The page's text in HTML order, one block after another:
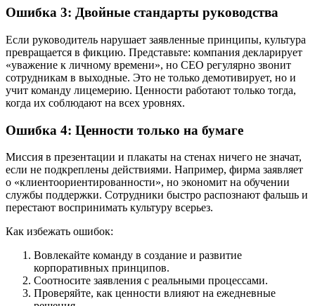
Ошибка 3: Двойные стандарты руководства
Если руководитель нарушает заявленные принципы, культура
превращается в фикцию. Представьте: компания декларирует
«уважение к личному времени», но CEO регулярно звонит
сотрудникам в выходные. Это не только демотивирует, но и
учит команду лицемерию. Ценности работают только тогда,
когда их соблюдают на всех уровнях.
Ошибка 4: Ценности только на бумаге
Миссия в презентации и плакаты на стенах ничего не значат,
если не подкреплены действиями. Например, фирма заявляет
о «клиентоориентированности», но экономит на обучении
службы поддержки. Сотрудники быстро распознают фальшь и
перестают воспринимать культуру всерьез.
Как избежать ошибок:
Вовлекайте команду в создание и развитие
корпоративных принципов.
Соотносите заявления с реальными процессами.
Проверяйте, как ценности влияют на ежедневные